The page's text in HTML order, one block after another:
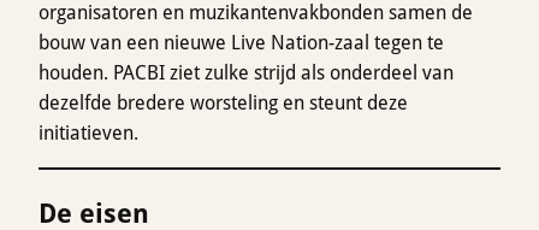
organisatoren en muzikantenvakbonden samen de
bouw van een nieuwe Live Nation-zaal tegen te
houden. PACBI ziet zulke strijd als onderdeel van
dezelfde bredere worsteling en steunt deze
initiatieven.
De eisen